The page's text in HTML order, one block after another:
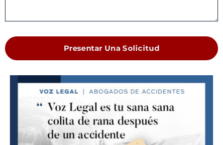
Presentar Una Solicitud